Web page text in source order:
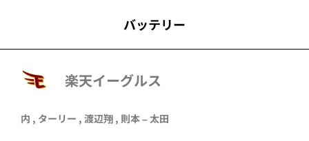
バッテリー
楽天イーグルス
内 , ターリー , 渡辺翔 , 則本–太田